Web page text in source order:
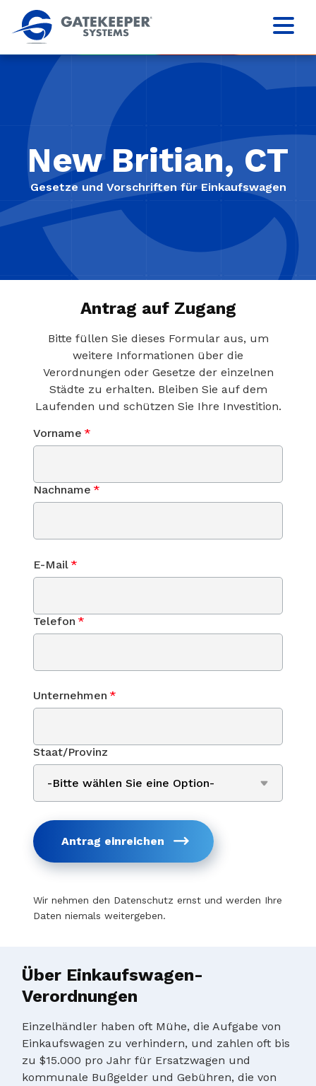
New Britian, CT
Gesetze und Vorschriften für Einkaufswagen
Antrag auf Zugang
Bitte füllen Sie dieses Formular aus, um
weitere Informationen über die
Verordnungen oder Gesetze der einzelnen
Städte zu erhalten. Bleiben Sie auf dem
Laufenden und schützen Sie Ihre Investition.
Vorname *
Nachname *
E-Mail *
Telefon *
Unternehmen *
Staat/Provinz
Antrag einreichen
Wir nehmen den Datenschutz ernst und werden Ihre
Daten niemals weitergeben.
Über Einkaufswagen-
Verordnungen
Einzelhändler haben oft Mühe, die Aufgabe von
Einkaufswagen zu verhindern, und zahlen oft bis
zu $15.000 pro Jahr für Ersatzwagen und
kommunale Bußgelder und Gebühren, die von